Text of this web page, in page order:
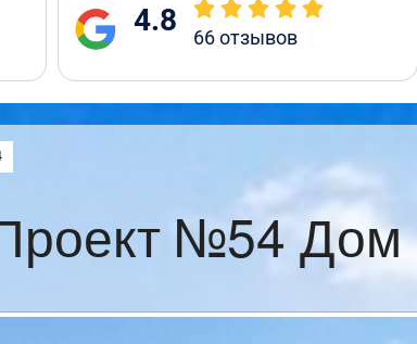
4.8 66отзывов
№54 Дом